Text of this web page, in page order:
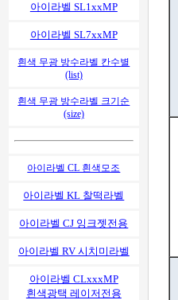
아이라벨 SL1xxMP
아이라벨 SL7xxMP
흰색 무광 방수라벨 칸수별
(list)
흰색 무광 방수라벨 크기순
(size)
아이라벨 CL 흰색모조
아이라벨 KL 찰떡라벨
아이라벨 CJ 잉크젯전용
아이라벨 RV 시치미라벨
아이라벨 CLxxxMP
흰색광택 레이저전용